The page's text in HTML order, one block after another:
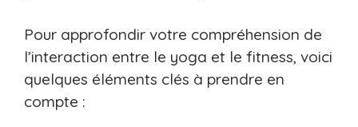
Pour approfondir votre compréhension de
l’interaction entre le yoga et le fitness, voici
quelques éléments clés à prendre en
compte :